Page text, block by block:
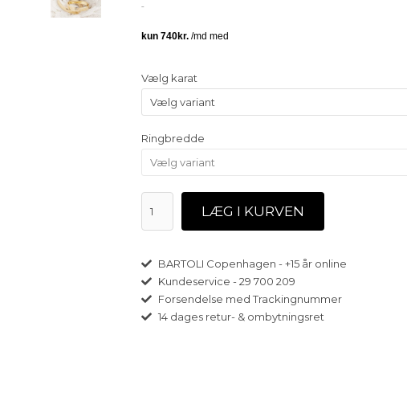
Vælg karat
Ringbredde
BARTOLI Copenhagen - +15 år online
Kundeservice - 29 700 209
Forsendelse med Trackingnummer
14 dages retur- & ombytningsret